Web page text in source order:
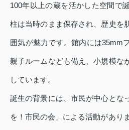
100年以上の蔵を活かした空間で
柱は当時のまま保存され、歴史を
囲気が魅力です。館内には35mm
親子ルームなども備え、小規模な
しています。
誕生の背景には、市民が中心とな
を！市民の会」による活動があり